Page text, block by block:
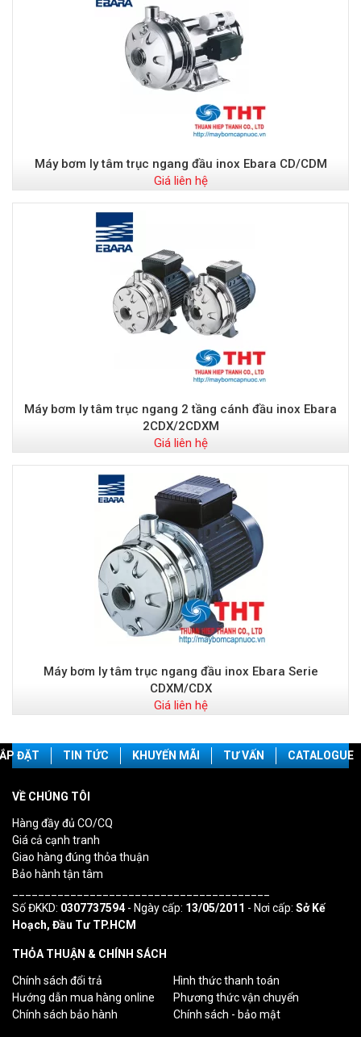
Máy bơm ly tâm trục ngang đầu inox Ebara CD/CDM
Giá liên hệ
Máy bơm ly tâm trục ngang 2 tầng cánh đầu inox Ebara
2CDX/2CDXM
Giá liên hệ
Máy bơm ly tâm trục ngang đầu inox Ebara Serie
CDXM/CDX
Giá liên hệ
ĐẶT TIN TỨC KHUYẾN MÃI TƯ VẤN CATALOGUE
VỀ CHÚNG TÔI
Hàng đầy đủ CO/CQ
Giá cả cạnh tranh
Giao hàng đúng thỏa thuận
Bảo hành tận tâm
Số ĐKKD: 0307737594- Ngày cấp: 13/05/2011 - Nơi cấp: Sở Kế
Hoạch, Đầu Tư TP.HCM
THỎA THUẬN & CHÍNH SÁCH
Chính sách đổi trả
Hình thức thanh toán
Hướng dẫn mua hàng online
Phương thức vận chuyển
Chính sách bảo hành
Chính sách - bảo mật